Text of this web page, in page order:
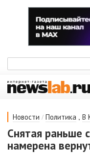
Новости / Политика , В
Снятая раньше
намерена